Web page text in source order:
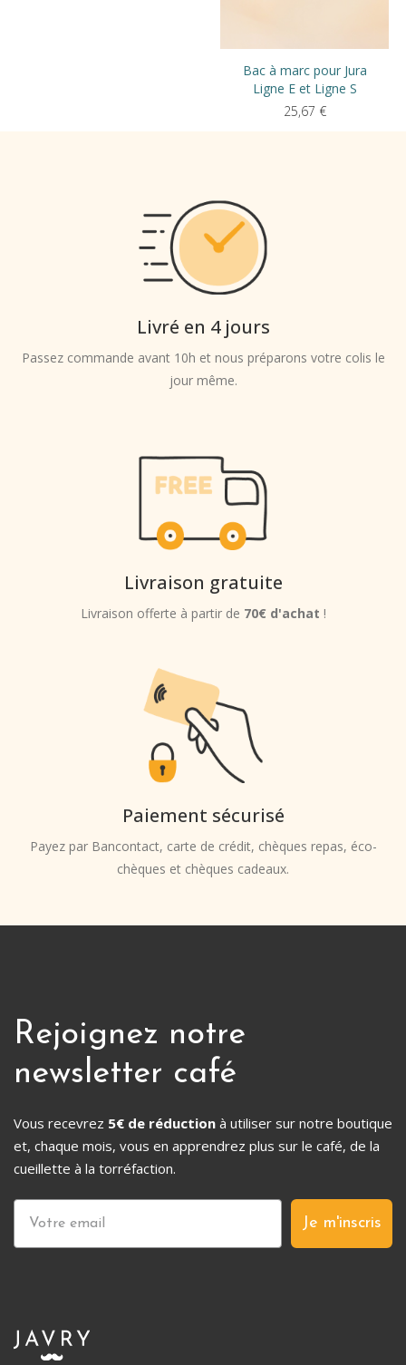
Bac à marc pour Jura
Ligne E et Ligne S
25,67 €
Livré en 4 jours
Passez commande avant 10h et nous préparons votre colis le
jour même.
Livraison gratuite
Livraison offerte à partir de 70€ d'achat !
Paiement sécurisé
Payez par Bancontact, carte de crédit, chèques repas, éco-
chèques et chèques cadeaux.
Rejoignez notre
newsletter café
Vous recevrez 5€ de réduction à utiliser sur notre boutique
et, chaque mois, vous en apprendrez plus sur le café, de la
cueillette à la torréfaction.
Je m'inscris